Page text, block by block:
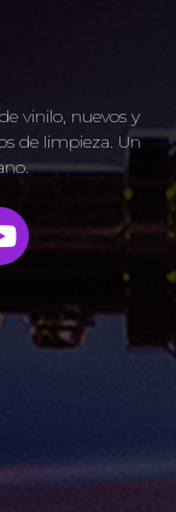
vinilo, nuevos y
de limpieza. Un